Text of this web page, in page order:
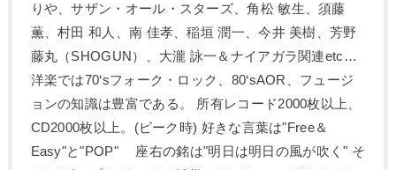
りや、サザン・オール・スターズ、角松 敏生、須藤
薫、村田 和人、南 佳孝、稲垣 潤一、今井 美樹、芳野
藤丸（SHOGUN）、大瀧 詠一＆ナイアガラ関連etc…
洋楽では70‘sフォーク・ロック、80‘sAOR、フュージ
ョンの知識は豊富である。 所有レコード2000枚以上、
CD2000枚以上。(ピーク時) 好きな言葉は"Free＆
Easy"と"POP" 座右の銘は"明日は明日の風が吹く" そ